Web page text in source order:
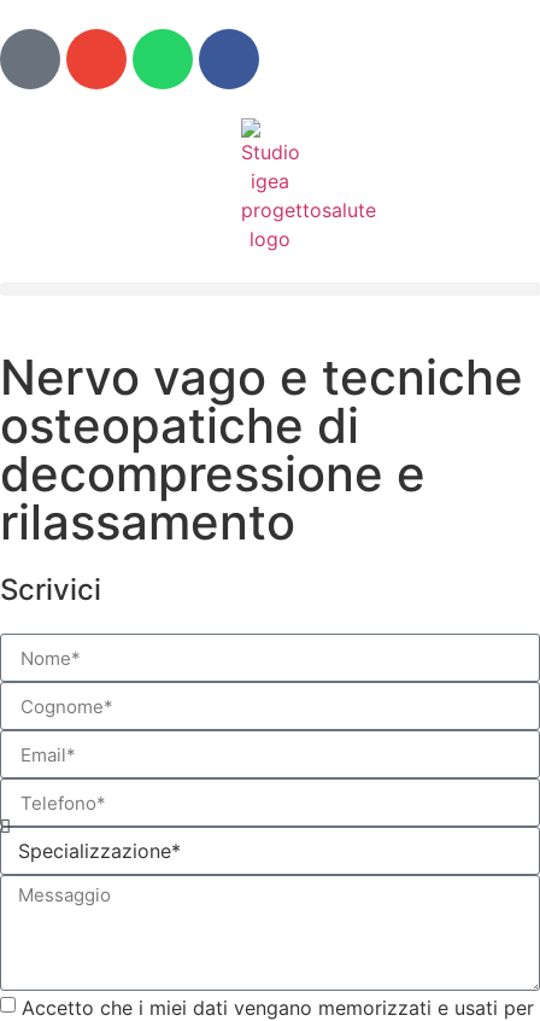
Nervo vago e tecniche
osteopatiche di
decompressione e
rilassamento
Scrivici
Accetto che i miei dati vengano memorizzati e usati per